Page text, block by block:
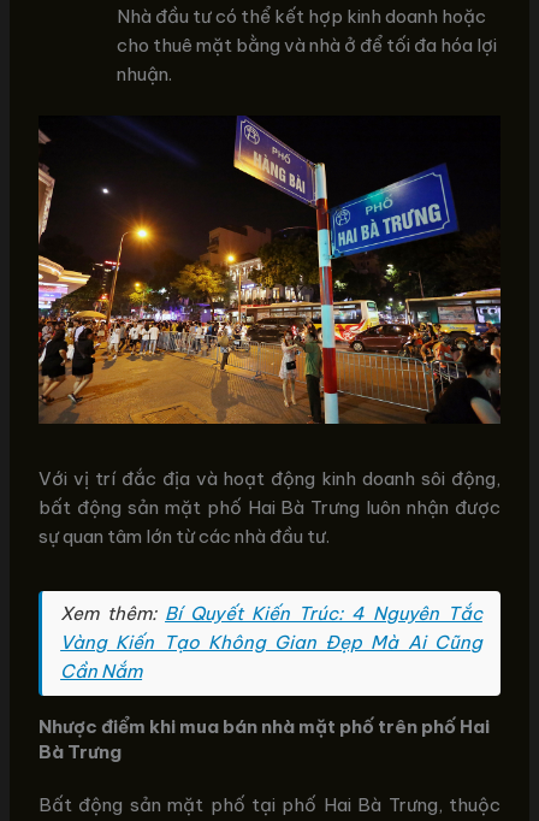
Nhà đầu tư có thể kết hợp kinh doanh hoặc
cho thuê mặt bằng và nhà ở để tối đa hóa lợi
nhuận.
Với vị trí đắc địa và hoạt động kinh doanh sôi động,
bất động sản mặt phố Hai Bà Trưng luôn nhận được
sự quan tâm lớn từ các nhà đầu tư.
Xem thêm: Bí Quyết Kiến Trúc: 4 Nguyên Tắc
Vàng Kiến Tạo Không Gian Đẹp Mà Ai Cũng
Cần Nắm
Nhược điểm khi mua bán nhà mặt phố trên phố Hai
Bà Trưng
Bất động sản mặt phố tại phố Hai Bà Trưng, thuộc